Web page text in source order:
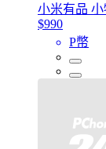
小米有品
$990
P幣